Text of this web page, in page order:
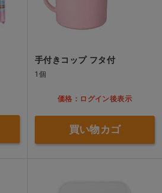
手付きコップ フタ付
1個
価格：ログイン後表示
買い物カゴ